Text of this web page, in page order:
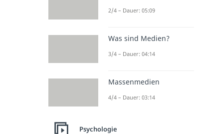
2/4 – Dauer: 05:09
Was sind Medien?
3/4 – Dauer: 04:14
Massenmedien
4/4 – Dauer: 03:14
Psychologie